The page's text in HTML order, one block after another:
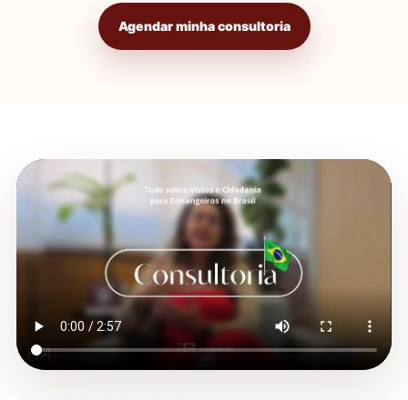
Agendar minha consultoria